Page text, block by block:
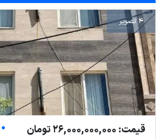
4 تصویر
قیمت: 26,000,000,000 تومان